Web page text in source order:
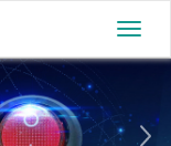
切
换